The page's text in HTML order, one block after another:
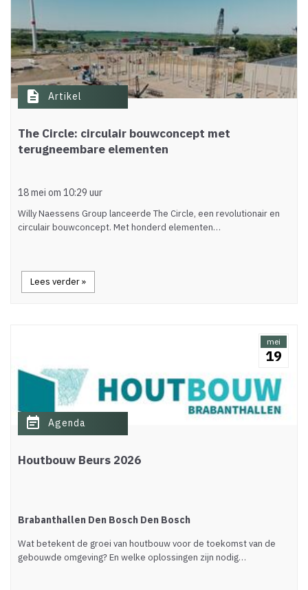
description Artikel
The Circle: circulair bouwconcept met
terugneembare elementen
18 mei om 10:29 uur
Willy Naessens Group lanceerde The Circle, een revolutionair en
circulair bouwconcept. Met honderd elementen…
Lees verder »
mei
19
event_note Agenda
Houtbouw Beurs 2026
Brabanthallen Den Bosch Den Bosch
Wat betekent de groei van houtbouw voor de toekomst van de
gebouwde omgeving? En welke oplossingen zijn nodig…